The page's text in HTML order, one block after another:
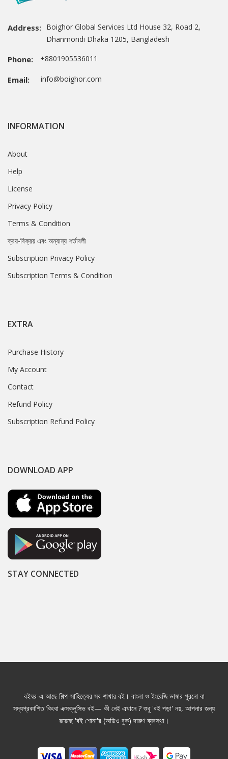
Address: Boighor Global Services Ltd House 32, Road 2,
Dhanmondi Dhaka 1205, Bangladesh
Phone: +8801905536011
Email: info@boighor.com
INFORMATION
About
Help
License
Privacy Policy
Terms & Condition
ক্রয়-বিক্রয় এবং অন্যান্য শর্তাবলী
Subscription Privacy Policy
Subscription Terms & Condition
EXTRA
Purchase History
My Account
Contact
Refund Policy
Subscription Refund Policy
DOWNLOAD APP
STAY CONNECTED
বইঘর-এ আছে শিল্প-সাহিত্যের সব শাখার বই। বাংলা ও ইংরেজি ভাষার পুরনো বা
সদ্যপ্রকাশিত কিংবা এক্সক্লুসিভ বই— কী নেই এখানে ? শুধু 'বই পড়া' নয়, আপনার জন্য
রয়েছে 'বই শোনা'র (অডিও বুক) দারুণ ব্যবস্থা।